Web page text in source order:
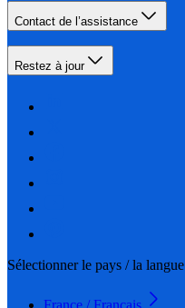
Contact de l’assistance
Restez à jour
Sélectionner le pays / la langue
France / Français